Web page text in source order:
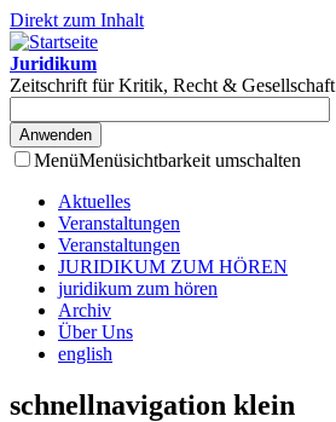
Direkt zum Inhalt
Juridikum
Zeitschrift für Kritik, Recht & Gesellschaft
MenüMenüsichtbarkeit umschalten
Aktuelles
Veranstaltungen
Veranstaltungen
JURIDIKUM ZUM HÖREN
juridikum zum hören
Archiv
Über Uns
english
schnellnavigation klein